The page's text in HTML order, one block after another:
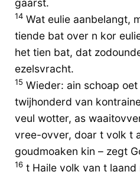
gaarst.
14 Wat eulie aanbelangt,
tiende bat over n kor
het tien bat, dat
ezelsvracht.
15 Wieder: ain schoap
twijhonderd van
veul wotter, as
vree-ovver, doar t volk t
goudmoaken kin – zegt
16 t Haile volk van t laand